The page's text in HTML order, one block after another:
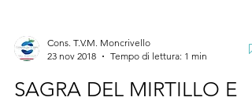
23 nov 2018
Tempo di lettura: 1 min